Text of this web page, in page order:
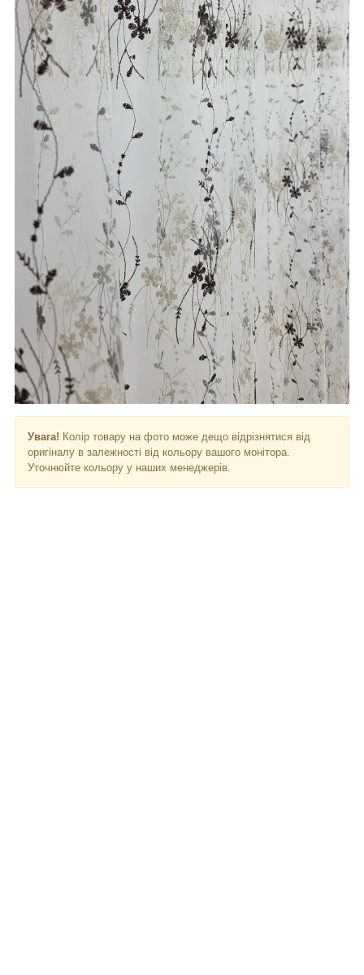
Увага! Колір товару на фото може дещо відрізнятися від
оригіналу в залежності від кольору вашого монітора.
Уточнюйте кольору у наших менеджерів.